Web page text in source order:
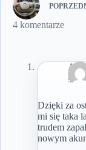
4 komentarze
Ania
5
Dzięki za
mi się taka
trudem
nowym